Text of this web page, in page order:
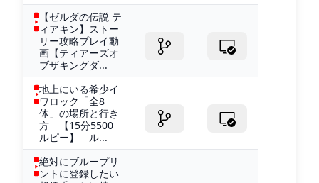
【ゼルダの伝説 テ
ィアキン】ストー
リー攻略プレイ動
画【ティアーズオ
ブザキングダ...
地上にいる希少イ
ワロック「全8
体」の場所と行き
方 【15分5500
ルピー】 ル...
絶対にブループリ
ントに登録したい